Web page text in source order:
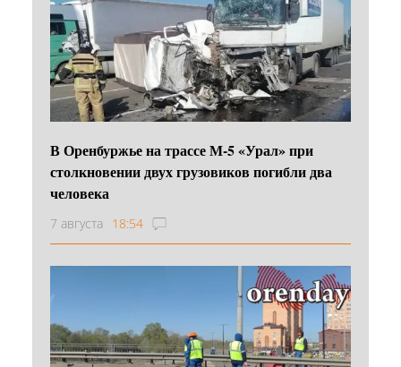
В Оренбуржье на трассе М-5 «Урал» при
столкновении двух грузовиков погибли два
человека
7 августа 18:54